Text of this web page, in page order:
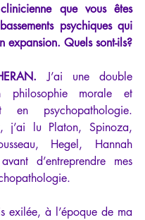
que vous êtes
psychiques qui
expansion. Quels sont-ils?
J’ai une double
philosophie morale et
en psychopathologie.
j’ai lu Platon, Spinoza,
Hegel, Hannah
d’entreprendre mes
exilée, à l’époque de ma